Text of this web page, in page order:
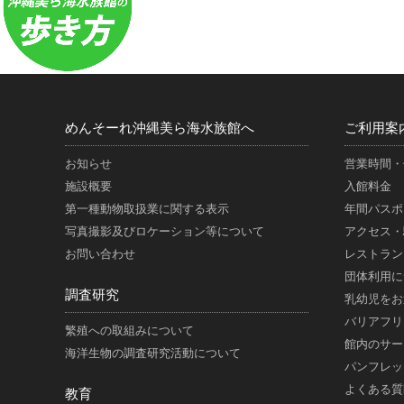
めんそーれ沖縄美ら海水族館へ
お知らせ
施設概要
第一種動物取扱業に関する表示
写真撮影及びロケーション等について
お問い合わせ
調査研究
繁殖への取組みについて
海洋生物の調査研究活動について
教育
ご利用案
営業時間
入館料金
年間パス
アクセス
レストラ
団体利用
乳幼児を
バリアフ
館内のサ
パンフレ
よくある